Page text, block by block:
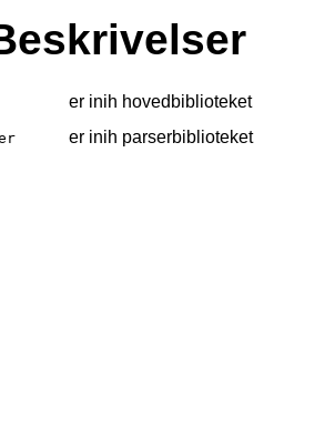
er inih hovedbiblioteket
er inih parserbiblioteket